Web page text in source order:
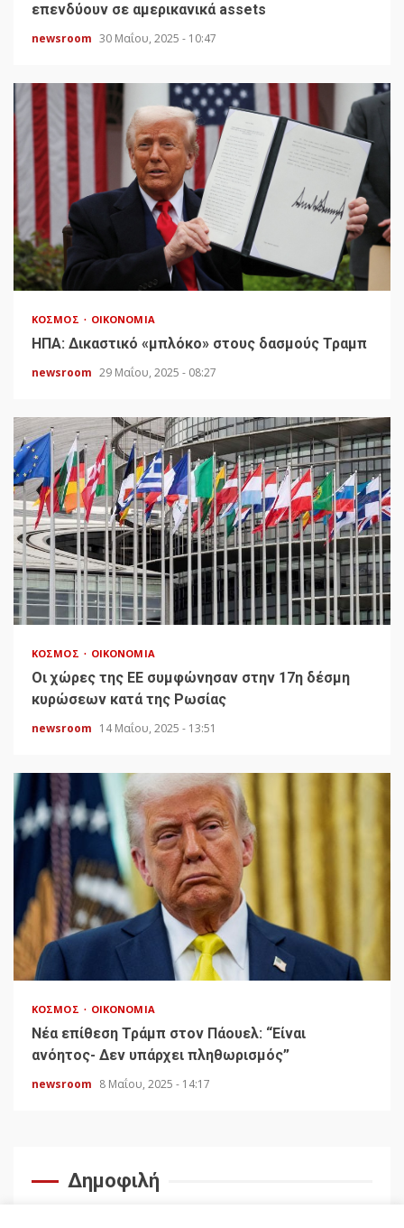
επενδύουν σε αμερικανικά assets
newsroom 30 Μαΐου, 2025 - 10:47
ΚΌΣΜΟΣ ΟΙΚΟΝΟΜΊΑ
HΠΑ: Δικαστικό «μπλόκο» στους δασμούς Τραμπ
newsroom 29 Μαΐου, 2025 - 08:27
ΚΌΣΜΟΣ ΟΙΚΟΝΟΜΊΑ
Οι χώρες της ΕΕ συμφώνησαν στην 17η δέσμη
κυρώσεων κατά της Ρωσίας
newsroom 14 Μαΐου, 2025 - 13:51
ΚΌΣΜΟΣ ΟΙΚΟΝΟΜΊΑ
Νέα επίθεση Τράμπ στον Πάουελ: “Είναι
ανόητος- Δεν υπάρχει πληθωρισμός”
newsroom 8 Μαΐου, 2025 - 14:17
Δημοφιλή